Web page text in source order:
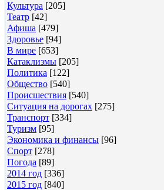
Культура [205]
Театр [42]
Афиша [479]
Здоровье [94]
В мире [653]
Катаклизмы [205]
Политика [122]
Общество [540]
Происшествия [540]
Ситуация на дорогах [275]
Транспорт [334]
Туризм [95]
Экономика и финансы [96]
Спорт [278]
Погода [89]
2014 год [336]
2015 год [840]